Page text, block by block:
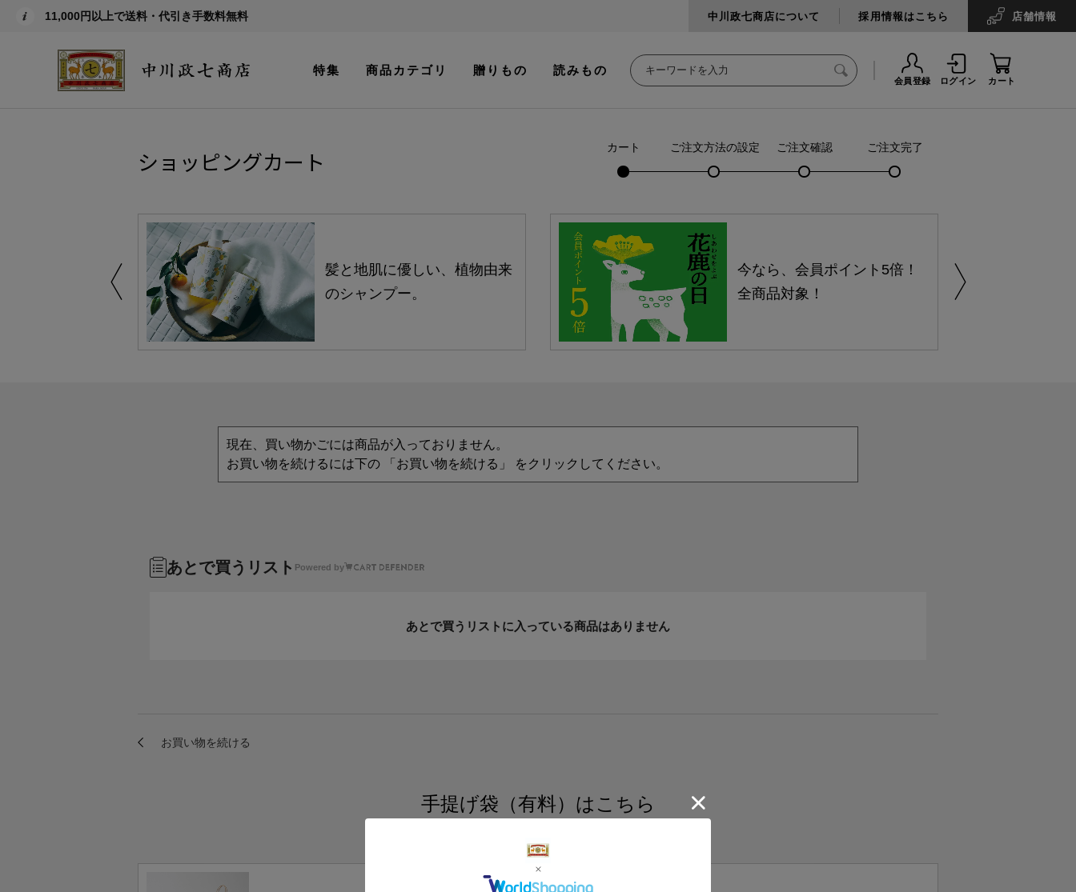
11,000円以上で送料・代引き手数料無料 中川政七商店について 採用情報はこちら 店舗情報
特集 商品カテゴリ 贈りもの 読みもの
会員登録 ログイン カート
ショッピングカート カート ご注文方法の設定 ご注文確認 ご注文完了
髪と地肌に優しい、植物由来
のシャンプー。
今なら、会員ポイント5倍！
全商品対象！
現在、買い物かごには商品が入っておりません。
お買い物を続けるには下の 「お買い物を続ける」 をクリックしてください。
あとで買うリスト Powered by
あとで買うリストに入っている商品はありません
手提げ袋（有料）はこちら
S・M・Lの3つサイズをご用意しております。